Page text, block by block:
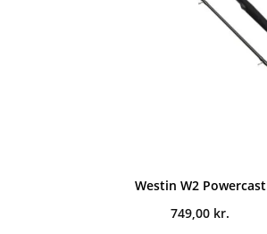
Westin W2 Powercast
749,00 kr.